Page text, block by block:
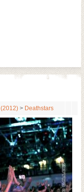
> Deathstars